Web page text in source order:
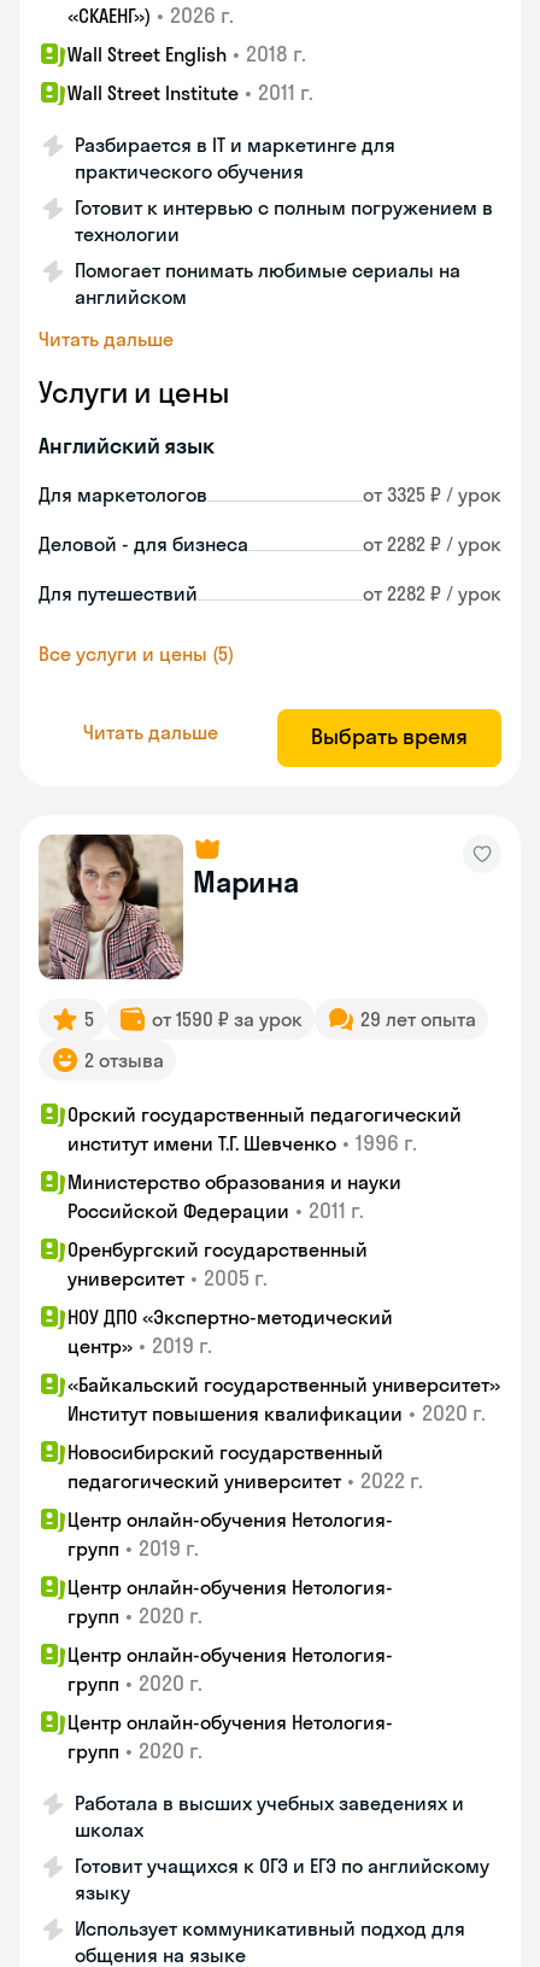
«СКАЕНГ») • 2026 г.
Wall Street English • 2018 г.
Wall Street Institute • 2011 г.
Разбирается в IT и маркетинге для
практического обучения
Готовит к интервью с полным погружением в
технологии
Помогает понимать любимые сериалы на
английском
Читать дальше
Услуги и цены
Английский язык
Для маркетологов от 3325 ₽ / урок
Деловой - для бизнеса от 2282 ₽ / урок
Для путешествий от 2282 ₽ / урок
Все услуги и цены (5)
Читать дальше Выбрать время
Марина
5 от 1590 ₽ за урок
29 лет опыта
2 отзыва
Орский государственный педагогический
институт имени Т.Г. Шевченко • 1996 г.
Министерство образования и науки
Российской Федерации • 2011 г.
Оренбургский государственный
университет • 2005 г.
НОУ ДПО «Экспертно-методический
центр» • 2019 г.
«Байкальский государственный университет»
Институт повышения квалификации • 2020 г.
Новосибирский государственный
педагогический университет • 2022 г.
Центр онлайн-обучения Нетология-
групп • 2019 г.
Центр онлайн-обучения Нетология-
групп • 2020 г.
Центр онлайн-обучения Нетология-
групп • 2020 г.
Центр онлайн-обучения Нетология-
групп • 2020 г.
Работала в высших учебных заведениях и
школах
Готовит учащихся к ОГЭ и ЕГЭ по английскому
языку
Использует коммуникативный подход для
общения на языке